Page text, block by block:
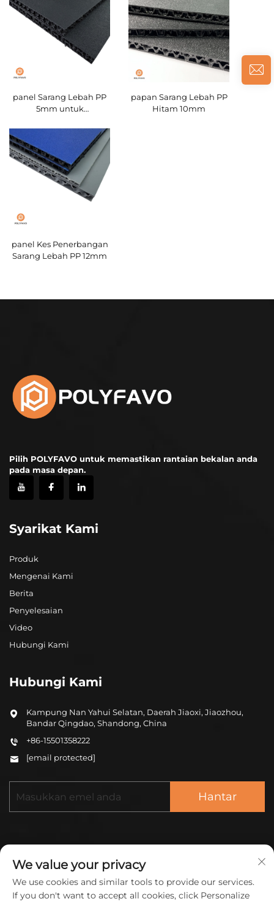
panel Sarang Lebah PP
5mm untuk
papan Sarang Lebah PP
Hitam 10mm
panel Kes Penerbangan
Sarang Lebah PP 12mm
Pilih POLYFAVO untuk memastikan rantaian bekalan anda
pada masa depan.
Syarikat Kami
Produk
Mengenai Kami
Berita
Penyelesaian
Video
Hubungi Kami
Hubungi Kami
Kampung Nan Yahui Selatan, Daerah Jiaoxi, Jiaozhou,
Bandar Qingdao, Shandong, China
+86-15501358222
[email protected]
Hantar
Hak Cipta © 2026 China ZHONGCHENG (QINGDAO)
We value your privacy
We use cookies and similar tools to provide our services.
If you don't want to accept all cookies, click Personalize